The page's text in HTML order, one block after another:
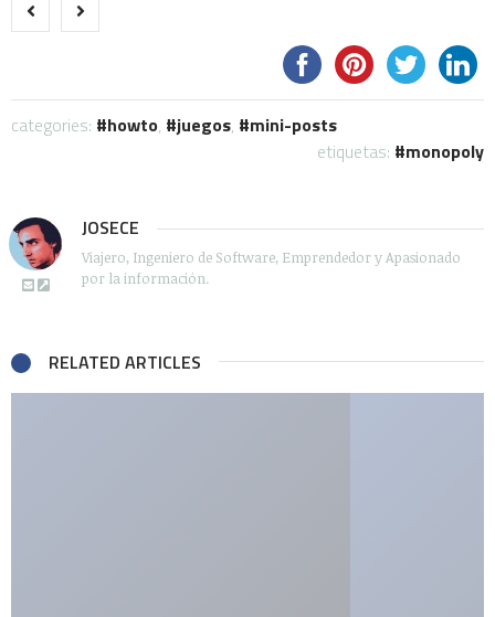
categories: howto, juegos,
mini-posts
etiquetas:
monopoly
JOSECE
Viajero, Ingeniero de Software, Emprendedor y Apasionado
por la información.
RELATED ARTICLES